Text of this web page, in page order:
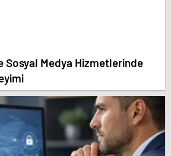
Sosyal Medya Hizmetlerinde